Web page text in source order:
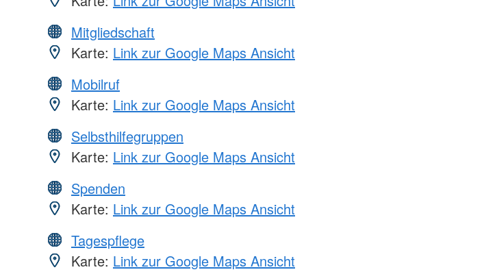
Mitgliedschaft
Karte: Link zur Google Maps Ansicht
Mobilruf
Karte: Link zur Google Maps Ansicht
Selbsthilfegruppen
Karte: Link zur Google Maps Ansicht
Spenden
Karte: Link zur Google Maps Ansicht
Tagespflege
Karte: Link zur Google Maps Ansicht